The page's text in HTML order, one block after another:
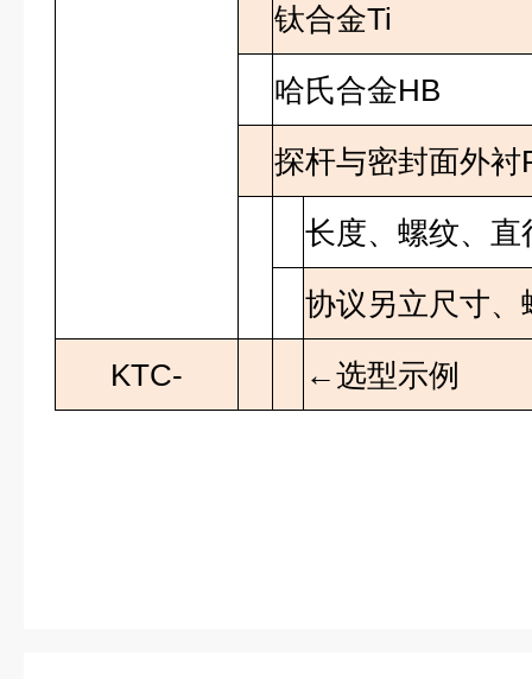
钛合金Ti
哈氏合金HB
探杆与密封面外衬
长度、螺纹、
协议另立尺寸、
KTC-
←选型示例